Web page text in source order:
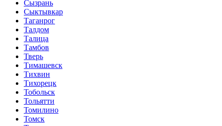
Сызрань
Сыктывкар
Таганрог
Талдом
Талица
Тамбов
Тверь
Тимашевск
Тихвин
Тихорецк
Тобольск
Тольятти
Томилино
Томск